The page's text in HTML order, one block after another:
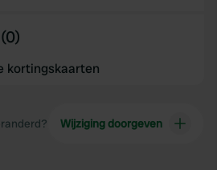
kortingskaarten
Wijziging doorgeven